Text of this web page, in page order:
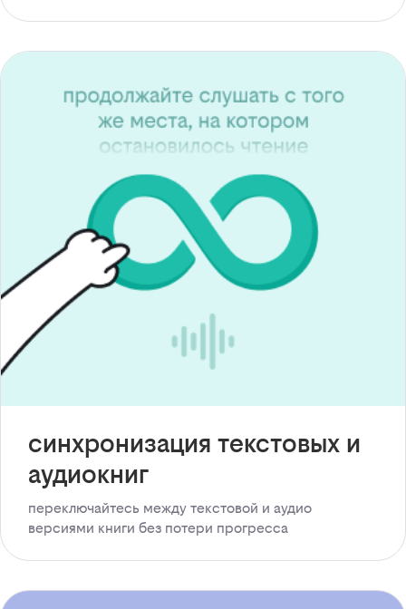
синхронизация текстовых и
аудиокниг
переключайтесь между текстовой и аудио
версиями книги без потери прогресса